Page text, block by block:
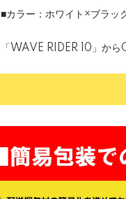
■カラー：ホワイト×ブラッ
「WAVE RIDER 10」か